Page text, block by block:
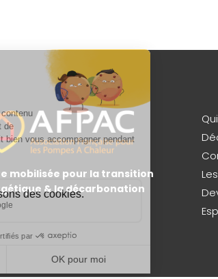
mobilisée pour la transition
& la décarbonation